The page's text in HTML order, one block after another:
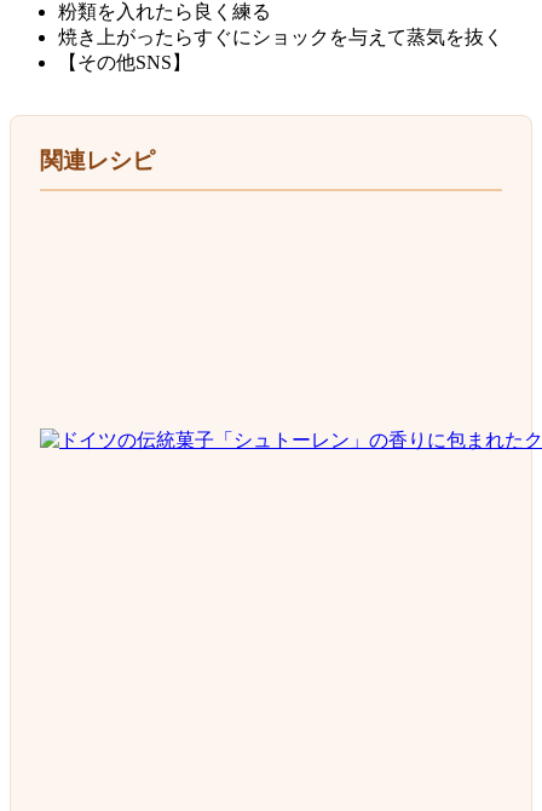
粉類を入れたら良く練る
焼き上がったらすぐにショックを与えて蒸気を抜く
【その他SNS】
関連レシピ